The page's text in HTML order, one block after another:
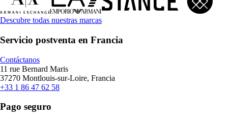
Descubre todas nuestras marcas
Servicio postventa en Francia
Contáctanos
11 rue Bernard Maris
37270 Montlouis-sur-Loire, Francia
+33 1 86 47 62 58
Pago seguro